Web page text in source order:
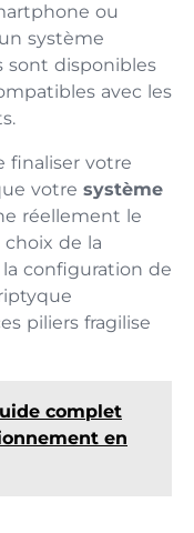
ou
système
sont disponibles
avec les
finaliser votre
votre système
réellement le
choix de la
configuration de
piliers fragilise
complet
en